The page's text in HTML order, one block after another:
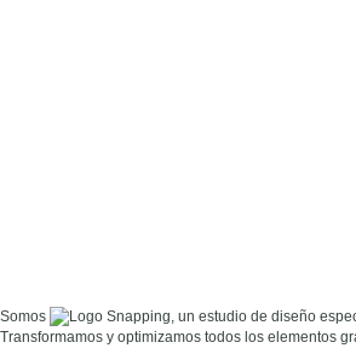
Somos , un estudio de diseño
Transformamos y optimizamos todos los elementos